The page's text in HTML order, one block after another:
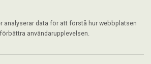
analyserar data för att förstå hur webbplatsen
användarupplevelsen.